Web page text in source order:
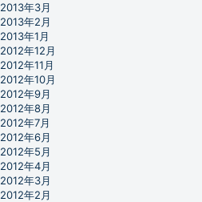
2013年3月
2013年2月
2013年1月
2012年12月
2012年11月
2012年10月
2012年9月
2012年8月
2012年7月
2012年6月
2012年5月
2012年4月
2012年3月
2012年2月